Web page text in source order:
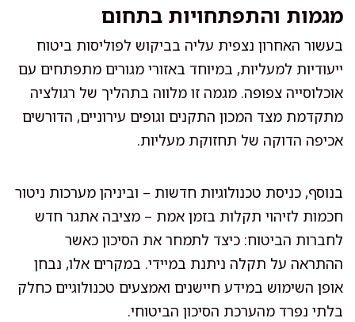
מגמות והתפתחויות בתחום
בעשור האחרון נצפית עליה בביקוש לפוליסות ביטוח
ייעודיות למעליות, במיוחד באזורי מגורים מתפתחים עם
אוכלוסייה צפופה. מגמה זו מלווה בתהליך של רגולציה
מתקדמת מצד המכון התקנים וגופים עירוניים, הדורשים
אכיפה הדוקה של תחזוקת מעליות.
בנוסף, כניסת טכנולוגיות חדשות – וביניהן מערכות ניטור
חכמות לזיהוי תקלות בזמן אמת – מציבה אתגר חדש
לחברות הביטוח: כיצד לתמחר את הסיכון כאשר
ההתראה על תקלה ניתנת במיידי. במקרים אלו, נבחן
אופן השימוש במידע חיישנים ואמצעים טכנולוגיים כחלק
בלתי נפרד מהערכת הסיכון הביטוחי.